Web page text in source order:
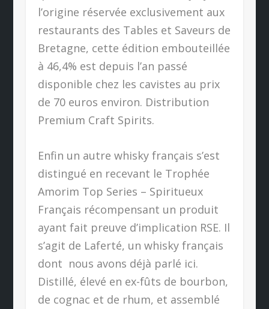
l’origine réservée exclusivement aux
restaurants des Tables et Saveurs de
Bretagne, cette édition embouteillée
à 46,4% est depuis l’an passé
disponible chez les cavistes au prix
de 70 euros environ. Distribution
Premium Craft Spirits.
Enfin un autre whisky français s’est
distingué en recevant le Trophée
Amorim Top Series – Spiritueux
Français récompensant un produit
ayant fait preuve d’implication RSE. Il
s’agit de Laferté, un whisky français
dont nous avons déjà parlé ici.
Distillé, élevé en ex-fûts de bourbon,
de cognac et de rhum, et assemblé